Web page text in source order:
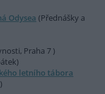
Odysea (Přednášky a
Praha 7 )
letního tábora